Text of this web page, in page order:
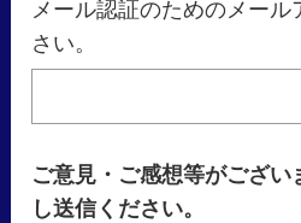
メール認証のためのメー
さい。
ご意見・ご感想等がござい
し送信ください。